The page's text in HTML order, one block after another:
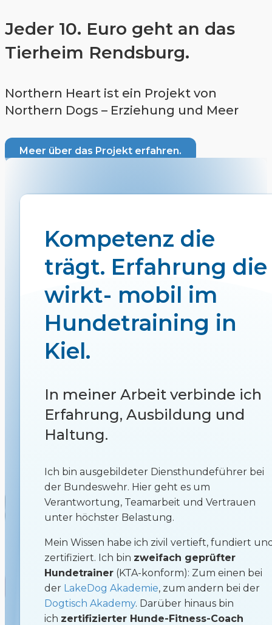
Jeder 10. Euro geht an das
Tierheim Rendsburg.
Northern Heart ist ein Projekt von
Northern Dogs – Erziehung und Meer
Meer über das Projekt erfahren.
Kompetenz die
trägt. Erfahrung die
wirkt- mobil im
Hundetraining in
Kiel.
In meiner Arbeit verbinde ich
Erfahrung, Ausbildung und
Haltung.
Ich bin ausgebildeter Diensthundeführer bei
der Bundeswehr. Hier geht es um
Verantwortung, Teamarbeit und Vertrauen
unter höchster Belastung.
Mein Wissen habe ich zivil vertieft, fundiert
zertifiziert. Ich bin zweifach geprüfter
Hundetrainer (KTA-konform): Zum einen bei
der LakeDog Akademie, zum andern bei der
Dogtisch Akademy. Darüber hinaus bin
ich zertifizierter Hunde-Fitness-Coach